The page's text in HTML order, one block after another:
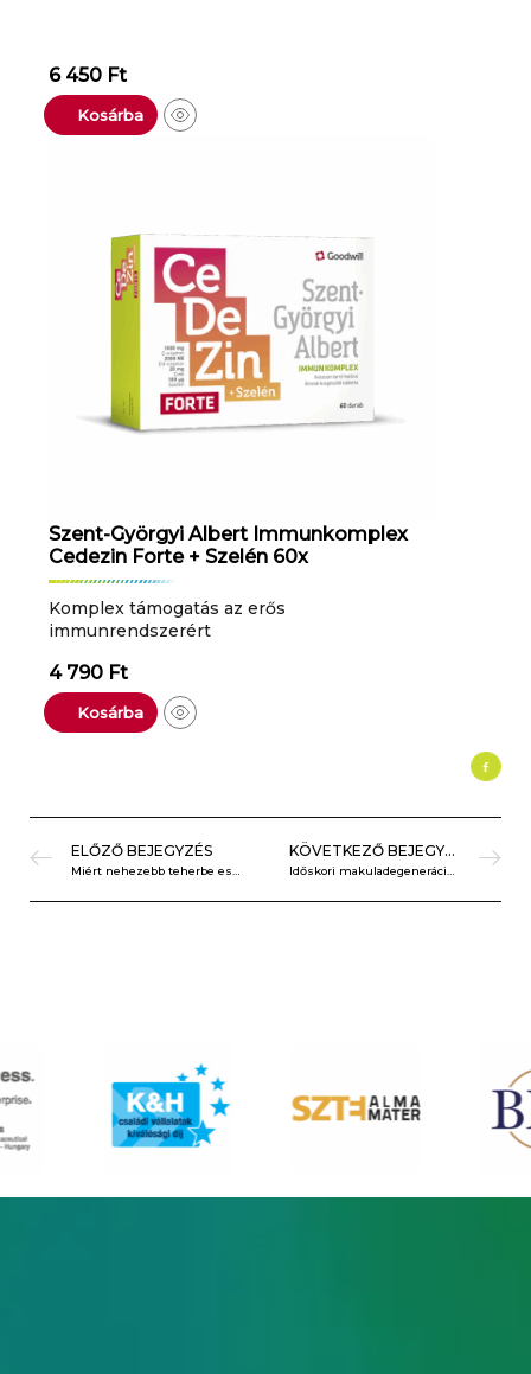
6 450 Ft
Kosárba
Szent-Györgyi Albert Immunkomplex
Cedezin Forte + Szelén 60x
Komplex támogatás az erős
immunrendszerért
4 790 Ft
Kosárba
ELŐZŐ BEJEGYZÉS KÖVETKEZŐ BEJEGYZÉS